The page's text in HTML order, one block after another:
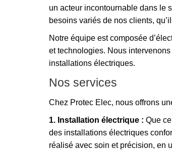
un acteur incontournable dans le
besoins variés de nos clients,
Notre équipe est composée
et technologies. Nous
installations électriques.
Nos services
Chez Protec Elec, nous offrons
1. Installation électrique : Que
des installations électriques
réalisé avec soin et précision, en